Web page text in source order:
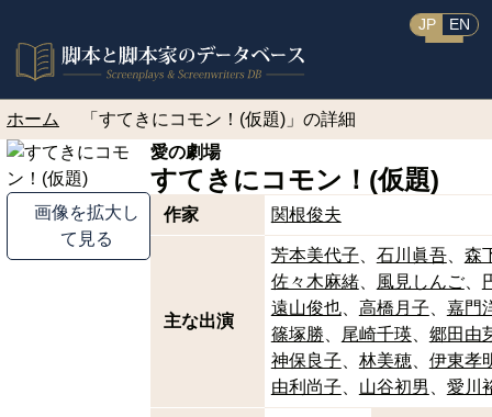
JP EN
ホーム 「すてきにコモン！(仮題)」の詳細
画像を拡大し
て見る
愛の劇場
すてきにコモン！(仮題)
作家 関根俊夫
主な出演
芳本美代子 石川眞吾
森
佐々木麻緒
風見しんご
遠山俊也
高橋月子
嘉門
篠塚勝
尾崎千瑛
郷田由
神保良子
林美穂
伊東孝
由利尚子
山谷初男 愛川